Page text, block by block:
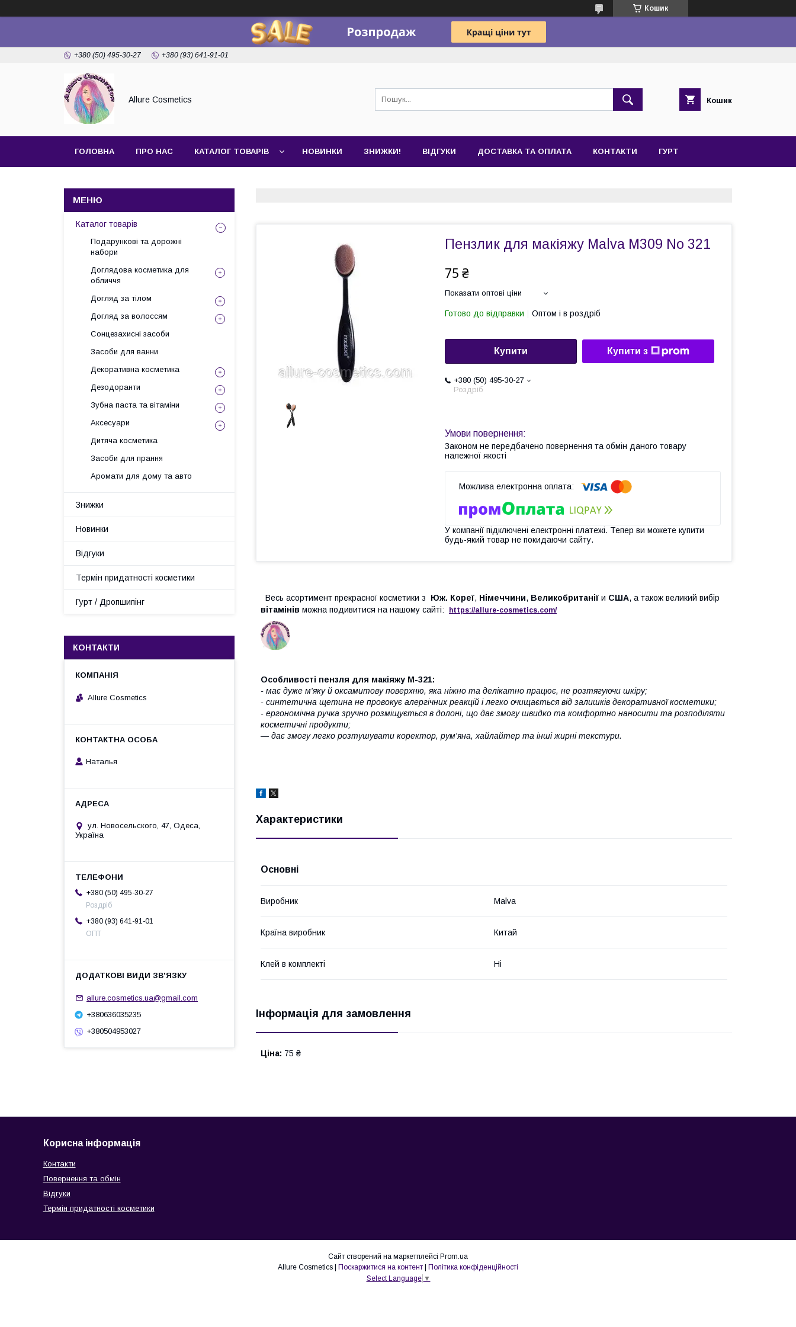
Кошик
+380 (50) 495-30-27 +380 (93) 641-91-01
Allure Cosmetics Кошик
ГОЛОВНА ПРО НАС КАТАЛОГ ТОВАРІВ НОВИНКИ ЗНИЖКИ! ВІДГУКИ ДОСТАВКА ТА ОПЛАТА КОНТАКТИ ГУРТ
Пензлик для макіяжу Malva M309 No 321
75 ₴
Показати оптові ціни
Готово до відправки Оптом і в роздріб
Купити Купити з
+380 (50) 495-30-27
Роздріб
Законом не передбачено повернення та обмін даного товару
належної якості
У компанії підключені електронні платежі. Тепер ви можете купити
будь-який товар не покидаючи сайту.
Весь асортимент прекрасної косметики з Юж. Кореї, Німеччини, Великобританії и США, а також великий вибір
вітамінів можна подивитися на нашому сайті: https://allure-cosmetics.com/
Особливості пензля для макіяжу M-321:
- має дуже м'яку й оксамитову поверхню, яка ніжно та делікатно працює, не розтягуючи шкіру;
- синтетична щетина не провокує алергічних реакцій і легко очищається від залишків декоративної косметики;
- ергономічна ручка зручно розміщується в долоні, що дає змогу швидко та комфортно наносити та розподіляти
косметичні продукти;
— дає змогу легко розтушувати коректор, рум'яна, хайлайтер та інші жирні текстури.
Характеристики
Основні
Виробник Malva
Країна виробник Китай
Клей в комплекті Ні
Інформація для замовлення
Ціна: 75 ₴
Каталог товарів
Подарункові та дорожні
набори
Доглядова косметика для
обличчя
Догляд за тілом
Догляд за волоссям
Сонцезахисні засоби
Засоби для ванни
Декоративна косметика
Дезодоранти
Зубна паста та вітаміни
Аксесуари
Дитяча косметика
Засоби для прання
Аромати для дому та авто
Знижки
Новинки
Відгуки
Термін придатності косметики
Гурт / Дропшипінг
КОНТАКТИ
Allure Cosmetics
Наталья
ул. Новосельского, 47, Одеса,
Україна
+380 (50) 495-30-27
Роздріб
+380 (93) 641-91-01
ОПТ
allure.cosmetics.ua@gmail.com
+380636035235
+380504953027
Корисна інформація
Контакти
Повернення та обмін
Відгуки
Термін придатності косметики
Сайт створений на маркетплейсі Prom.ua
Поскаржитися на контент
Політика конфіденційності
Select Language ▼